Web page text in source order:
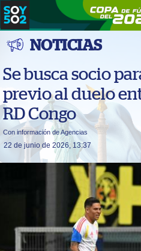
NOTICIAS
Se busca socio
previo al duelo
RD Congo
Con información de Agencias
22 de junio de 2026, 13:37